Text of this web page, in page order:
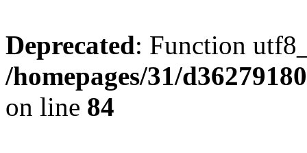
Deprecated: Function
/homepages/31/
on line 84